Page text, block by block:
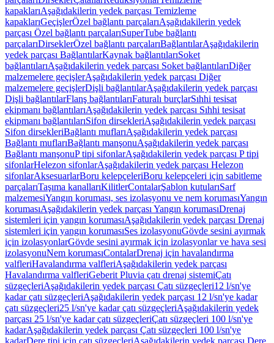
kapaklarıAşağıdakilerin yedek parçası Temizleme
kapaklarıGeçişlerÖzel bağlantı parçalarıAşağıdakilerin yedek
parçası Özel bağlantı parçalarıSuperTube bağlantı
parçalarıDirseklerÖzel bağlantı parçalarıBağlantılarAşağıdakilerin
yedek parçası BağlantılarKaynak bağlantılarıSoket
bağlantılarıAşağıdakilerin yedek parçası Soket bağlantılarıDiğer
malzemelere geçişlerAşağıdakilerin yedek parçası Diğer
malzemelere geçişlerDişli bağlantılarAşağıdakilerin yedek parçası
Dişli bağlantılarFlanş bağlantılarıFaturalı burçlarSıhhi tesisat
ekipmanı bağlantılarıAşağıdakilerin yedek parçası Sıhhi tesisat
ekipmanı bağlantılarıSifon dirsekleriAşağıdakilerin yedek parçası
Sifon dirsekleriBağlantı muflarıAşağıdakilerin yedek parçası
Bağlantı muflarıBağlantı manşonuAşağıdakilerin yedek parçası
Bağlantı manşonuP tipi sifonlarAşağıdakilerin yedek parçası P tipi
sifonlarHelezon sifonlarAşağıdakilerin yedek parçası Helezon
sifonlarAksesuarlarBoru kelepçeleriBoru kelepçeleri için sabitleme
parçalarıTaşıma kanallarıKilitlerContalarŞablon kutularıSarf
malzemesiYangın koruması, ses izolasyonu ve nem korumasıYangın
korumasıAşağıdakilerin yedek parçası Yangın korumasıDrenaj
sistemleri için yangın korumasıAşağıdakilerin yedek parçası Drenaj
sistemleri için yangın korumasıSes izolasyonuGövde sesini ayırmak
için izolasyonlarGövde sesini ayırmak için izolasyonlar ve hava sesi
izolasyonuNem korumasıContalarDrenaj için havalandırma
valfleriHavalandırma valfleriAşağıdakilerin yedek parçası
Havalandırma valfleriGeberit Pluvia çatı drenaj sistemiÇatı
süzgeçleriAşağıdakilerin yedek parçası Çatı süzgeçleri12 l/sn'ye
kadar çatı süzgeçleriAşağıdakilerin yedek parçası 12 l/sn'ye kadar
çatı süzgeçleri25 l/sn'ye kadar çatı süzgeçleriAşağıdakilerin yedek
parçası 25 l/sn'ye kadar çatı süzgeçleriÇatı süzgeçleri 100 l/sn'ye
kadarAşağıdakilerin yedek parçası Çatı süzgeçleri 100 l/sn'ye
kadarDere tipi için çatı süzgeçleriAşağıdakilerin yedek parçası Dere